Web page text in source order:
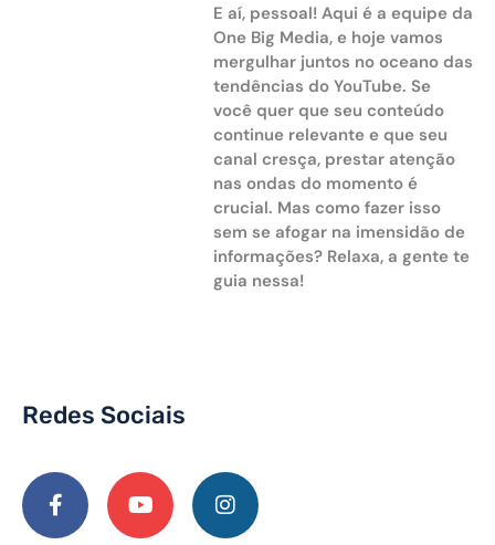
E aí, pessoal! Aqui é a equipe da
One Big Media, e hoje vamos
mergulhar juntos no oceano das
tendências do YouTube. Se
você quer que seu conteúdo
continue relevante e que seu
canal cresça, prestar atenção
nas ondas do momento é
crucial. Mas como fazer isso
sem se afogar na imensidão de
informações? Relaxa, a gente te
guia nessa!
Redes Sociais